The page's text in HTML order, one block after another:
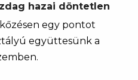
hazai döntetlen
egy pontot
együttesünk a